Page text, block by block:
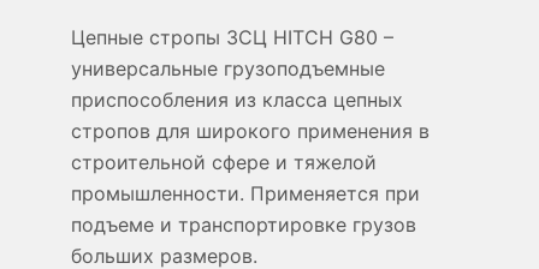
Цепные стропы 3СЦ HITCH G80 –
универсальные грузоподъемные
приспособления из класса цепных
стропов для широкого применения в
строительной сфере и тяжелой
промышленности. Применяется при
подъеме и транспортировке грузов
больших размеров.